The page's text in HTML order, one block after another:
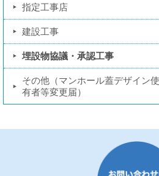
指定工事店
建設工事
埋設物協議・承認工事
その他（マンホール蓋デザイン
有者等変更届）